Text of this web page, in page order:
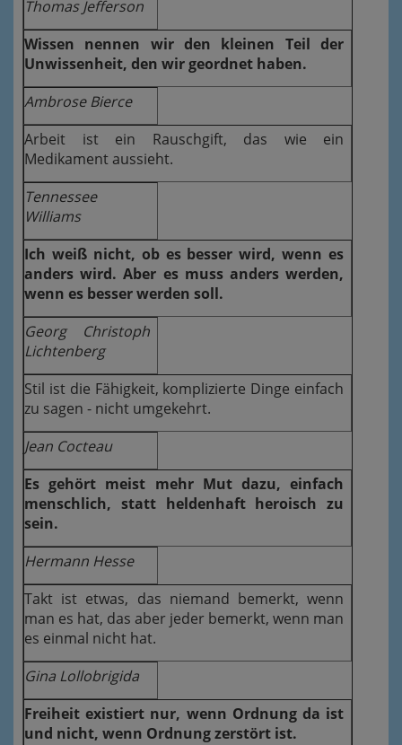
Thomas Jefferson
Wissen nennen wir den kleinen Teil der
Unwissenheit, den wir geordnet haben.
Ambrose Bierce
Arbeit ist ein Rauschgift, das wie ein
Medikament aussieht.
Tennessee
Williams
Ich weiß nicht, ob es besser wird, wenn es
anders wird. Aber es muss anders werden,
wenn es besser werden soll.
Georg Christoph
Lichtenberg
Stil ist die Fähigkeit, komplizierte Dinge einfach
zu sagen - nicht umgekehrt.
Jean Cocteau
Es gehört meist mehr Mut dazu, einfach
menschlich, statt heldenhaft heroisch zu
sein.
Hermann Hesse
Takt ist etwas, das niemand bemerkt, wenn
man es hat, das aber jeder bemerkt, wenn man
es einmal nicht hat.
Gina Lollobrigida
Freiheit existiert nur, wenn Ordnung da ist
und nicht, wenn Ordnung zerstört ist.